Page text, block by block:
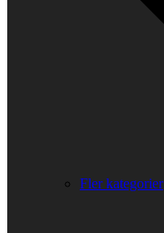
Fler kategorier